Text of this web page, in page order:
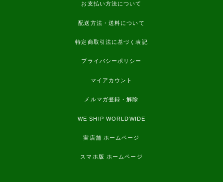
お支払い方法について
配送方法・送料について
特定商取引法に基づく表記
プライバシーポリシー
マイアカウント
メルマガ登録・解除
WE SHIP WORLDWIDE
実店舗 ホームページ
スマホ版 ホームページ